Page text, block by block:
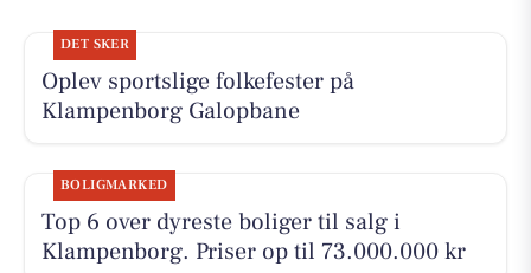
DET SKER
Oplev sportslige folkefester på
Klampenborg Galopbane
BOLIGMARKED
Top 6 over dyreste boliger til salg i
Klampenborg. Priser op til 73.000.000 kr